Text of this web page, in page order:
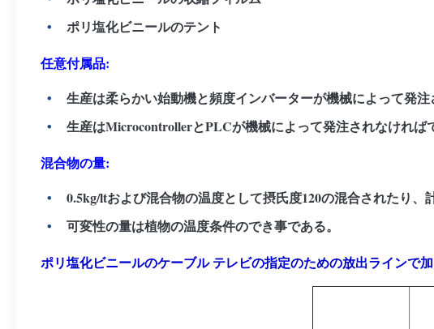
ポリ塩化ビニールのテント
任意付属品:
生産は柔らかい始動機と頻度インバーターが機械によって発注
生産はMicrocontrollerとPLCが機械によって発注されなければ
混合物の量:
0.5kg/ltおよび混合物の温度として摂氏度120の混合されたり
可変性の量は植物の温度条件のでき事である。
ポリ塩化ビニールのケーブル テレビの指定のための放出ラインで